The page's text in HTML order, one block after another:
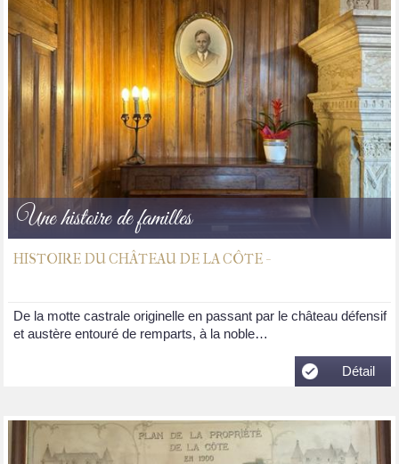
Une histoire de familles
HISTOIRE DU CHÂTEAU DE LA CÔTE -
De la motte castrale originelle en passant par le château défensif
et austère entouré de remparts, à la noble…
Détail